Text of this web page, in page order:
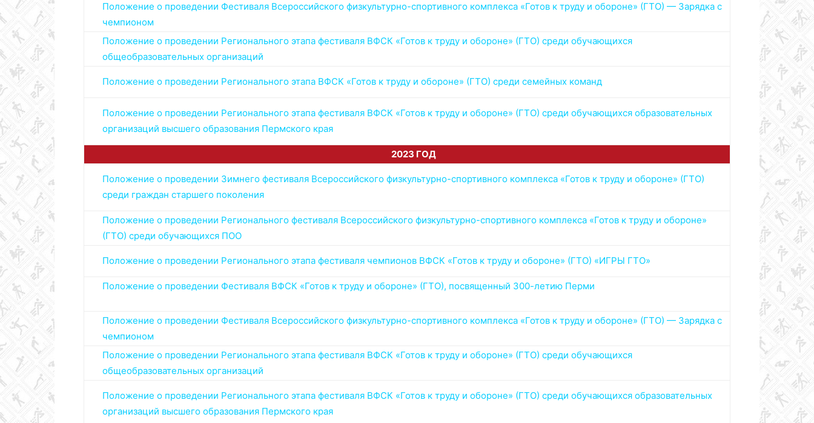
Положение о проведении Фестиваля Всероссийского физкультурно-спортивного комплекса «Готов к труду и обороне» (ГТО) — Зарядка с
чемпионом
Положение о проведении Регионального этапа фестиваля ВФСК «Готов к труду и обороне» (ГТО) среди обучающихся
общеобразовательных организаций
Положение о проведении Регионального этапа ВФСК «Готов к труду и обороне» (ГТО) среди семейных команд
Положение о проведении Регионального этапа фестиваля ВФСК «Готов к труду и обороне» (ГТО) среди обучающихся образовательных
организаций высшего образования Пермского края
2023 ГОД
Положение о проведении Зимнего фестиваля Всероссийского физкультурно-спортивного комплекса «Готов к труду и обороне» (ГТО)
среди граждан старшего поколения
Положение о проведении Регионального фестиваля Всероссийского физкультурно-спортивного комплекса «Готов к труду и обороне»
(ГТО) среди обучающихся ПОО
Положение о проведении Регионального этапа фестиваля чемпионов ВФСК «Готов к труду и обороне» (ГТО) «ИГРЫ ГТО»
Положение о проведении Фестиваля ВФСК «Готов к труду и обороне» (ГТО), посвященный 300-летию Перми
Положение о проведении Фестиваля Всероссийского физкультурно-спортивного комплекса «Готов к труду и обороне» (ГТО) — Зарядка с
чемпионом
Положение о проведении Регионального этапа фестиваля ВФСК «Готов к труду и обороне» (ГТО) среди обучающихся
общеобразовательных организаций
Положение о проведении Регионального этапа фестиваля ВФСК «Готов к труду и обороне» (ГТО) среди обучающихся образовательных
организаций высшего образования Пермского края